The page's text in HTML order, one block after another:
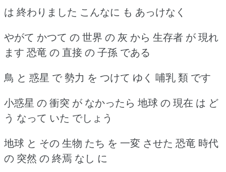
は 終わりました こんなに も あっけなく
やがて かつて の 世界 の 灰 から 生存者 が 現れ
ます 恐竜 の 直接 の 子孫 である
鳥 と 惑星 で 勢力 を つけて ゆく 哺乳 類 です
小惑星 の 衝突 が なかったら 地球 の 現在 は ど
う なって いた でしょう
地球 と その 生物 たち を 一変 させた 恐竜 時代
の 突然 の 終焉 なし に